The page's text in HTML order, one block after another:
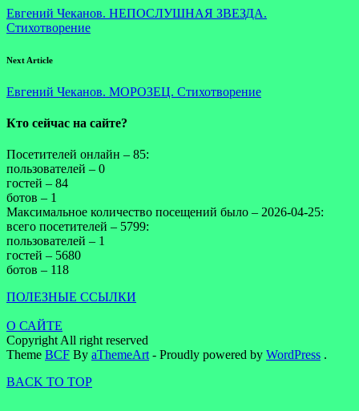
Евгений Чеканов. НЕПОСЛУШНАЯ ЗВЕЗДА.
Стихотворение
Next Article
Евгений Чеканов. МОРОЗЕЦ. Стихотворение
Кто сейчас на сайте?
Посетителей онлайн – 85:
пользователей – 0
гостей – 84
ботов – 1
Максимальное количество посещений было – 2026-04-25:
всего посетителей – 5799:
пользователей – 1
гостей – 5680
ботов – 118
ПОЛЕЗНЫЕ ССЫЛКИ
О САЙТЕ
Copyright All right reserved
Theme BCF By aThemeArt - Proudly powered by WordPress .
BACK TO TOP